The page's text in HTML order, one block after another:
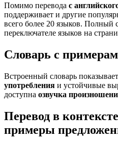
Помимо перевода с
поддерживает и другие
всего более 20 языков. Полный
переключателе языков на
Словарь с
Встроенный словарь показывает
употребления и устойчивые
доступна озвучка
Перевод в
примеры